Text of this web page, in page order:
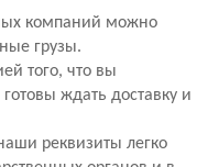
компаний можно
грузы.
того, что вы
ждать доставку и
реквизиты легко